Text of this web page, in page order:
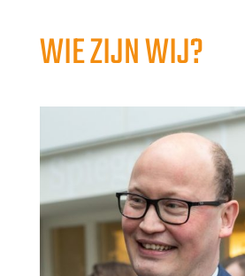
WIE ZIJN WIJ?